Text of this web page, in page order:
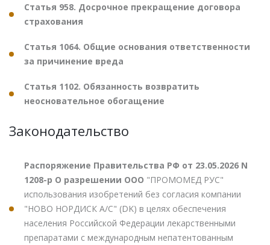
Статья 958. Досрочное прекращение договора
страхования
Статья 1064. Общие основания ответственности
за причинение вреда
Статья 1102. Обязанность возвратить
неосновательное обогащение
Законодательство
Распоряжение Правительства РФ от 23.05.2026 N
1208-р О разрешении ООО "ПРОМОМЕД РУС"
использования изобретений без согласия компании
"НОВО НОРДИСК А/С" (DK) в целях обеспечения
населения Российской Федерации лекарственными
препаратами с международным непатентованным